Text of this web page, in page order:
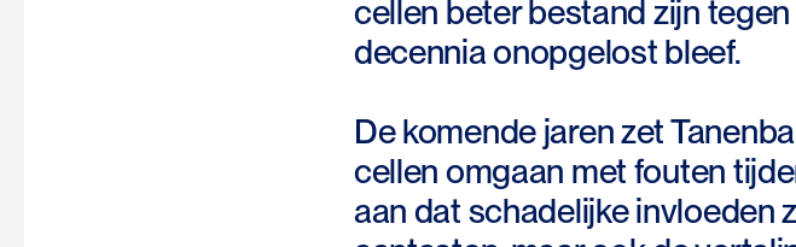
cellen beter bestand zijn
decennia onopgelost bleef.
De komende jaren zet
cellen omgaan met fouten
aan dat schadelijke invloeden